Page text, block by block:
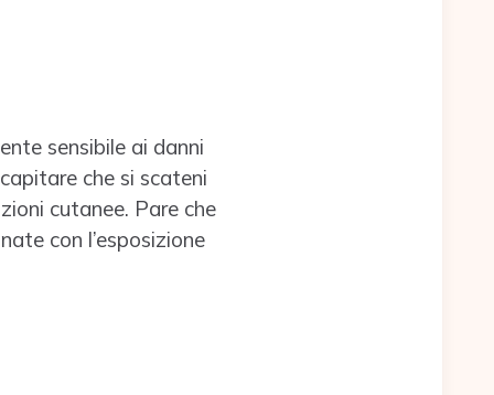
sensibile ai danni
che si scateni
cutanee. Pare che
con l’esposizione